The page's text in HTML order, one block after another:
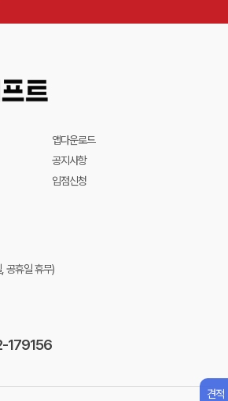
앱다운로드
공지사항
입점신청
공휴일 휴무)
179156
견적